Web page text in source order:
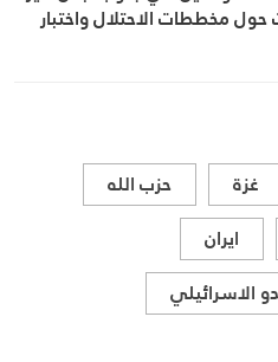
مخططات الاحتلال واختبار
غزة
حزب الله
ايران
الاسرائيلي